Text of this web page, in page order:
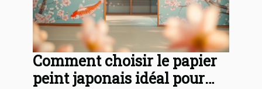
Comment choisir le papier
peint japonais idéal pour